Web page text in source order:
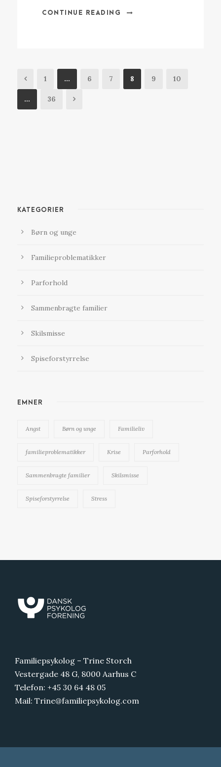
CONTINUE READING
1 … 6 7 8 9 10
… 36
KATEGORIER
Børn og unge
Familieproblematikker
Parforhold
Sammenbragte familier
Skilsmisse
Spiseforstyrrelse
EMNER
Angst Børn og unge Familieliv
familieproblematikker Krise Parforhold
Sammenbragte familier Skilsmisse
Spiseforstyrrelse Stress
Familiepsykolog – Trine Storch
Vestergade 48 G, 8000 Aarhus C
Telefon: +45 30 64 48 05
Mail: Trine@familiepsykolog.com